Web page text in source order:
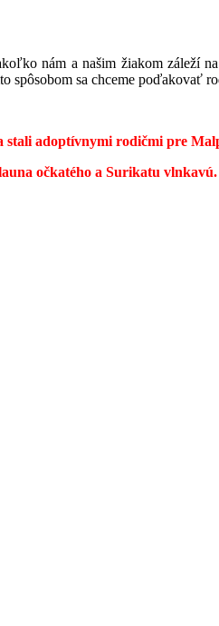
nám a našim žiakom záleží
sa chceme poďakovať
stali adoptívnymi rodičmi pre
očkatého a Surikatu vlnkavú.